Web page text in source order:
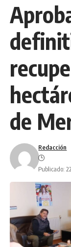
de
Redacción
Publicado: